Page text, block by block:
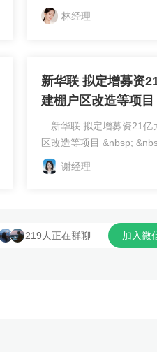
理炒股开户之前，联系证
上客户经理协助您办理，
林经理
新华联 拟定增募资
建棚户区改造等项目
新华联 拟定增募资21亿
区改造等项目 &nbsp;
新华联8月16日晚间发
案，公司拟向控股股东新
项房地产项目，发行数量
股，发行价格为4.20元。
&nbsp; &nbsp; 其中，
谢经理
219人正在群聊 加入微